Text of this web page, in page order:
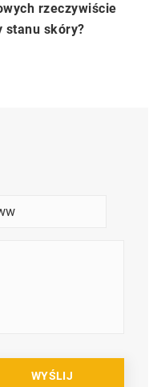
rzeczywiście
stanu skóry?